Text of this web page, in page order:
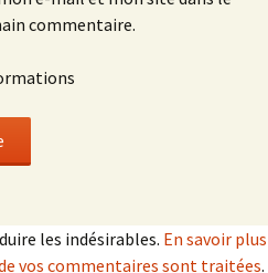
commentaire.
les indésirables. En savoir plus
vos commentaires sont traitées.